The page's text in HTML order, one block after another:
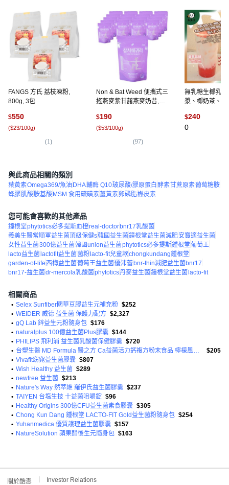
FANGS 方氏 荔枝凍粉,
800g, 3包
$550
($23/100g)
(1)
Non & Bat Weed 便攜式三
搖燕麥紫甘藷燕麥奶昔,
$190
($53/100g)
(97)
無乳糖生椰乳粉
漿、椰奶茶、椰
子奶茶粉 - 1kg
$240
0
與此商品相關的類別
葉黃素Omega369/魚油 DHA輔酶 Q10玻尿酸/膠原蛋白 酵素甘蔗原素葡萄糖胺
蜂膠肌酸胺基酸 MSM 食用硫磺素薑黃素卵磷脂槲皮素
您可能會喜歡的其他產品
鐘根堂phytotics必多提斯血橙real-doctorbnr17乳酸菌
義美生醫常順軍益生菌頂級保健s韓國益生菌鐘根堂益生菌減肥安寶適益生菌
女性益生菌300億益生菌韓國union益生菌phytotics必多提斯鍾根堂葡萄王
lacto益生菌 lactofit益生菌 菌粉 lacto-fit兒童款chongkundang鍾根堂
garden-of-life 西梅益生菌葡萄王益生菌優沛蕾 bnr-thin減肥益生菌bnr17
bnr17-益生菌dr-mercola乳酸菌phytotics丹麥益生菌鍾根堂益生菌 lacto-fit
相關商品
• Selex Sunfiber關華豆膠益生元補充粉 $252
• WEIDER 威德 益生菌 保護力配方 $2,327
• gQ Lab 鋅益生元粉隨身包 $176
• naturalplus 100億益生菌Plus膠囊 $144
• PHILIPS 飛利浦 益生菌乳酸菌保健膠囊 $720
•
台塑生醫 MD Formula 醫之方 Ca益菌活力鈣複方粉末食品 檸檬風味 奶素可食
$205
• Vivafit窈窕益生菌膠囊 $807
• Wish Healthy 益生菌 $289
• newfree 益生菌 $213
• Nature's Way 然萃維 羅伊氏益生菌膠囊 $237
• TAIYEN 台塩生技 十益菌咀嚼錠 $96
• Healthy Origins 300億CFU益生菌素食膠囊 $305
• Chong Kun Dang 鍾根堂 LACTO-FIT Gold益生菌粉隨身包 $254
• Yuhanmedica 優質護理益生菌膠囊 $157
• NatureSolution 蘋果醋後生元隨身包 $163
關於酷澎 Investor Relations